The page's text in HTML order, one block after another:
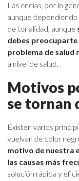
Las encías, por lo
aunque
de tonalidad, aunque
debes preocuparte
problema de salud
a nivel de salud.
Motivos
se tornan
Existen varios
vuelvan de color
motivo de nuestra
las causas más
solución rápida y